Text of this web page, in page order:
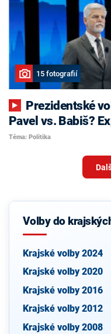
15 fotografií
Pavel vs. Babiš?
Téma: Politika
Volby do
Krajské volby 2024
Krajské volby 2020
Krajské volby 2016
Krajské volby 2012
Krajské volby 2008